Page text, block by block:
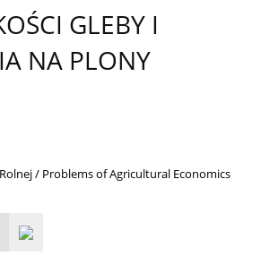
GLEBY I
NA PLONY
/ Problems of Agricultural Economics